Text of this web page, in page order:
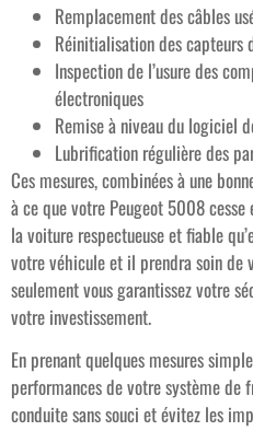
Remplacement des câbles
Réinitialisation des capteurs
Inspection de l’usure des
électroniques
Remise à niveau du logiciel
Lubrification régulière des
Ces mesures, combinées à une
à ce que votre Peugeot 5008
la voiture respectueuse et fiable
votre véhicule et il prendra soin de
seulement vous garantissez votre
votre investissement.
En prenant quelques mesures
performances de votre système de
conduite sans souci et évitez les